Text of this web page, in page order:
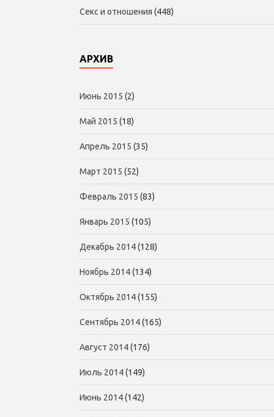
Секс и отношения (448)
АРХИВ
Июнь 2015 (2)
Май 2015 (18)
Апрель 2015 (35)
Март 2015 (52)
Февраль 2015 (83)
Январь 2015 (105)
Декабрь 2014(128)
Ноябрь 2014(134)
Октябрь 2014(155)
Сентябрь 2014(165)
Август 2014(176)
Июль 2014(149)
Июнь 2014(142)